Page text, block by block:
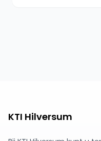
KTI Hilversum